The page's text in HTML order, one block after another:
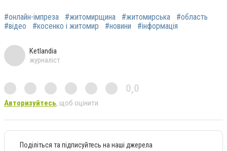
#онлайн-імпреза #житомирщина #житомирська
#область
#відео
#косенко і житомир #новини #інформація
Ketlandia
журналіст
0,0
Авторизуйтесь, щоб оцінити
Поділіться та підписуйтесь на наші джерела